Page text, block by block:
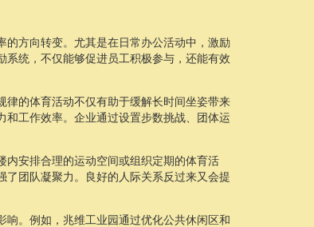
方向转变。尤其是在日常办公活动中，激励
统，不仅能够促进员工积极参与，还能有效
的体育活动不仅有助于缓解长时间坐姿带来
工作效率。企业通过设置步数挑战、团体运
内安排合理的运动空间或组织定期的体育活
团队凝聚力。良好的人际关系反过来又会提
。例如，兆维工业园通过优化公共休闲区和